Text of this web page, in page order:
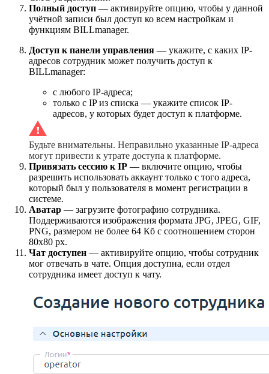
Полный доступ — активируйте опцию, чтобы у данной
учётной записи был доступ ко всем настройкам и
функциям BILLmanager.
Доступ к панели управления — укажите, с каких IP-
адресов сотрудник может получить доступ к
BILLmanager:
с любого IP-адреса;
только с IP из списка — укажите список IP-
адресов, у которых будет доступ к платформе.
Будьте внимательны. Неправильно указанные IP-адреса
могут привести к утрате доступа к платформе.
Привязать сессию к IP — включите опцию, чтобы
разрешить использовать аккаунт только с того адреса,
который был у пользователя в момент регистрации в
системе.
Аватар — загрузите фотографию сотрудника.
Поддерживаются изображения формата JPG, JPEG, GIF,
PNG, размером не более 64 Кб с соотношением сторон
80х80 px.
Чат доступен — активируйте опцию, чтобы сотрудник
мог отвечать в чате. Опция доступна, если отдел
сотрудника имеет доступ к чату.